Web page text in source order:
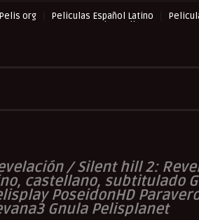
org Peliculas Español Latino
UltraPelisHD
/ Silent hill 2:
castellano, subtitulado
PoseidonHD
Gnula Pelisplanet